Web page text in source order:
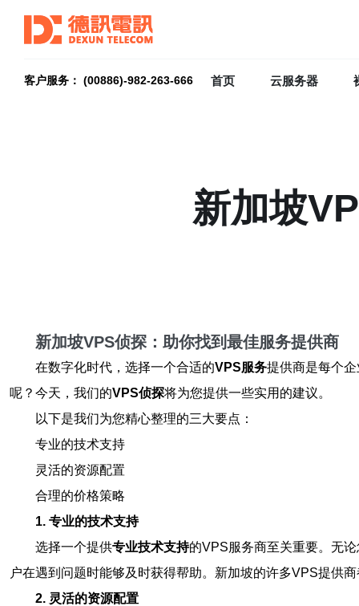
客户服务： (00886)-982-263-666 首页 云服务器
新加坡
新加坡VPS侦探：助你找到最佳服务提供商
在数字化时代，选择一个合适的VPS服务提供商是每个
呢？今天，我们的VPS侦探将为您提供一些实用的建议。
以下是我们为您精心整理的三大要点：
专业的技术支持
灵活的资源配置
合理的价格策略
1. 专业的技术支持
选择一个提供专业技术支持的VPS服务商至关重要。无
户在遇到问题时能够及时获得帮助。新加坡的许多VPS提供
2. 灵活的资源配置